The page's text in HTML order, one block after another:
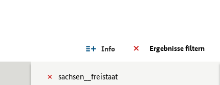
Ergebnisse filtern
Info
sachsen__freistaat